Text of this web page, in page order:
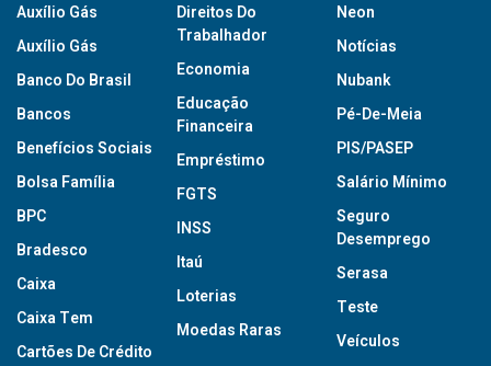
Auxílio Gás
Auxílio Gás
Banco Do Brasil
Bancos
Benefícios Sociais
Bolsa Família
BPC
Bradesco
Caixa
Caixa Tem
Cartões De Crédito
Direitos Do
Trabalhador
Economia
Educação
Financeira
Empréstimo
FGTS
INSS
Itaú
Loterias
Moedas Raras
Neon
Notícias
Nubank
Pé-De-Meia
PIS/PASEP
Salário Mínimo
Seguro
Desemprego
Serasa
Teste
Veículos